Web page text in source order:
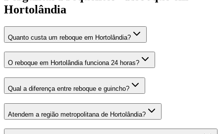
Hortolândia
Quanto custa um reboque em Hortolândia?
O reboque em Hortolândia funciona 24 horas?
Qual a diferença entre reboque e guincho?
Atendem a região metropolitana de Hortolândia?